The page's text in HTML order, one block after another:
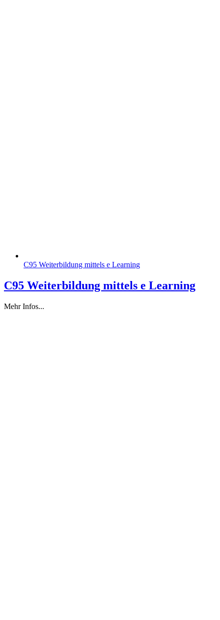
C95 Weiterbildung mittels e Learning
C95 Weiterbildung mittels e Learning
Mehr Infos...